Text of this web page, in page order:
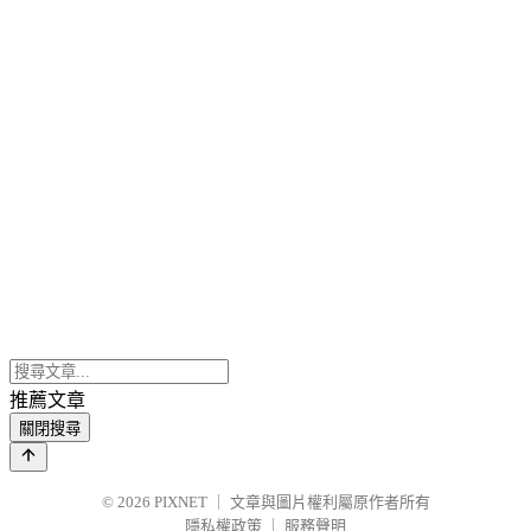
推薦文章
關閉搜尋
© 2026 PIXNET
文章與圖片權利屬原作者所有
隱私權政策
服務聲明